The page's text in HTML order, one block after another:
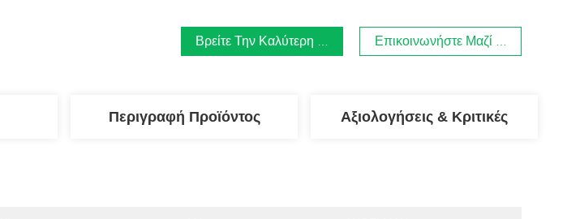
Βρείτε Την Καλύτερη Τιμή Επικοινωνήστε Μαζί Μας
Περιγραφή Προϊόντος Αξιολογήσεις & Κριτικές